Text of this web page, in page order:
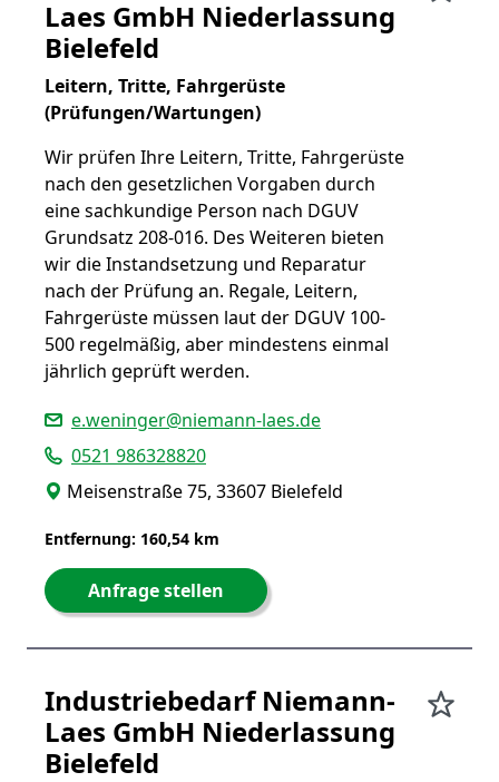
Laes GmbH Niederlassung
Bielefeld
Leitern, Tritte, Fahrgerüste
(Prüfungen/Wartungen)
Wir prüfen Ihre Leitern, Tritte, Fahrgerüste
nach den gesetzlichen Vorgaben durch
eine sachkundige Person nach DGUV
Grundsatz 208-016. Des Weiteren bieten
wir die Instandsetzung und Reparatur
nach der Prüfung an. Regale, Leitern,
Fahrgerüste müssen laut der DGUV 100-
500 regelmäßig, aber mindestens einmal
jährlich geprüft werden.
e.weninger@niemann-laes.de
0521 986328820
Meisenstraße 75, 33607 Bielefeld
Entfernung: 160,54 km
Anfrage stellen
Industriebedarf Niemann-
Laes GmbH Niederlassung
Bielefeld